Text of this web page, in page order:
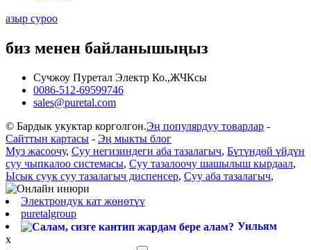
азыр суроо
биз менен байланышыңыз
Сучжоу Пуретал Электр Ко.,ЖЧКсы
0086-512-69599746
sales@puretal.com
© Бардык укуктар корголгон.Эң популярдуу товарлар -
Сайттын картасы - Эң мыкты блог
Муз жасоочу, Суу негизиндеги аба тазалагыч, Бүтүндөй үйдүн
суу чыпкалоо системасы, Суу тазалоочу шашылыш кырдаал,
Ысык суук суу тазалагыч диспенсер, Суу аба тазалагыч,
Электрондук кат жөнөтүү
puretalgroup
Уильям
x